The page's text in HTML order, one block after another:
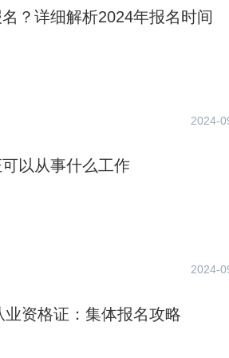
？详细解析2024年报名时间
2024-
以从事什么工作
2024-
业资格证：集体报名攻略